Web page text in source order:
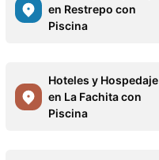
en Restrepo con
Piscina
Hoteles y Hospedaje
en La Fachita con
Piscina